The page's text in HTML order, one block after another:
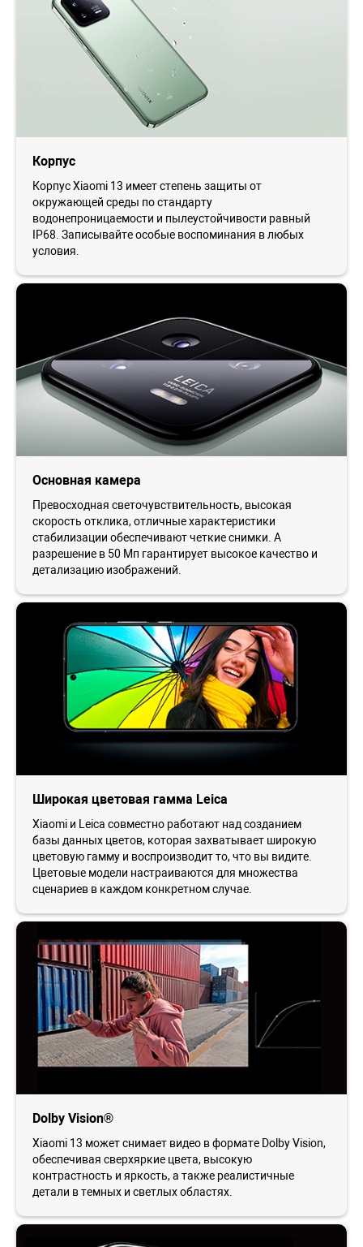
Корпус
Корпус Xiaomi 13 имеет степень защиты от
окружающей среды по стандарту
водонепроницаемости и пылеустойчивости равный
IP68. Записывайте особые воспоминания в любых
условия.
Основная камера
Превосходная светочувствительность, высокая
скорость отклика, отличные характеристики
стабилизации обеспечивают четкие снимки. А
разрешение в 50 Мп гарантирует высокое качество и
детализацию изображений.
Широкая цветовая гамма Leica
Xiaomi и Leica совместно работают над созданием
базы данных цветов, которая захватывает широкую
цветовую гамму и воспроизводит то, что вы видите.
Цветовые модели настраиваются для множества
сценариев в каждом конкретном случае.
Dolby Vision®
Xiaomi 13 может снимает видео в формате Dolby Vision,
обеспечивая сверхяркие цвета, высокую
контрастность и яркость, а также реалистичные
детали в темных и светлых областях.